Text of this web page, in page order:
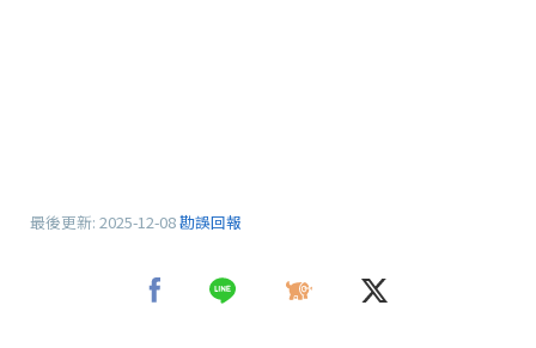
最後更新: 2025-12-08勘誤回報